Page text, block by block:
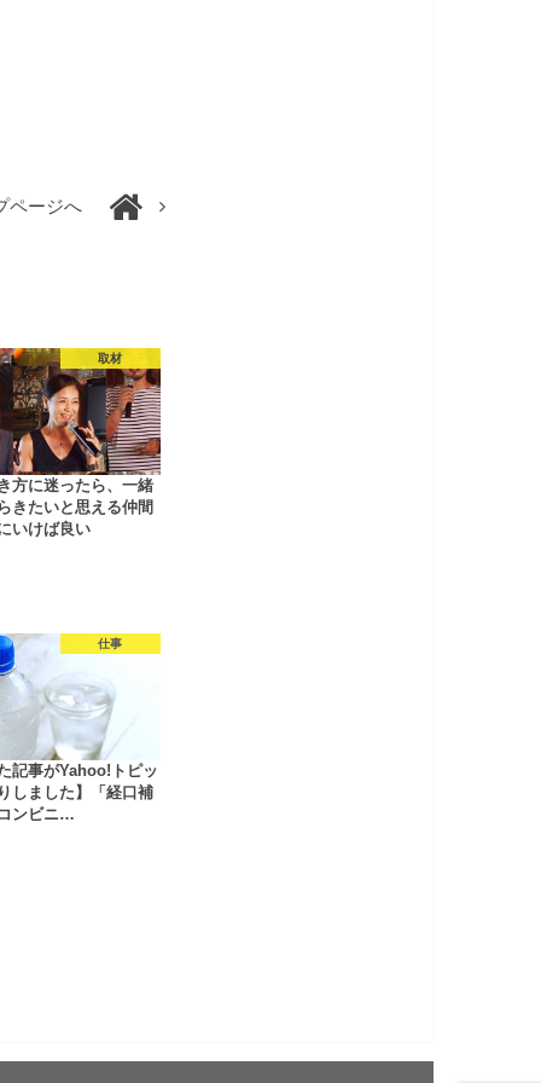
ページへ
取材
方に迷ったら、一緒
きたいと思える仲間
いけば良い
仕事
記事がYahoo!トピッ
しました】「経口補
ンビニ…